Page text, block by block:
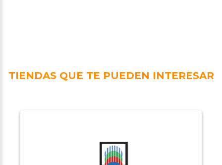
TIENDAS QUE TE PUEDEN INTERESAR